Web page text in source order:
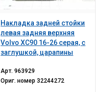
Накладка задней стойки
левая задняя верхняя
Volvo XC90 16-26 серая, с
заглушкой, царапины
Арт.963929
Ориг. номер32244272